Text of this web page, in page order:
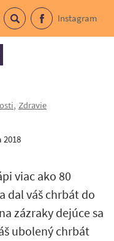
Prihlásiť sa do newslettra
Vyhľadávanie
Facebook
Instagram
, Zdravie
2018
viac ako 80
dal váš chrbát do
zázraky dejúce sa
ubolený chrbát